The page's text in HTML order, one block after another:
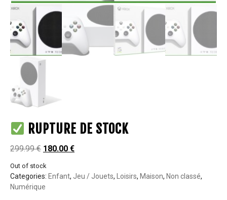
RUPTURE DE STOCK
299.99€ 180.00 €
Out of stock
Categories: Enfant, Jeu / Jouets, Loisirs, Maison, Non classé,
Numérique